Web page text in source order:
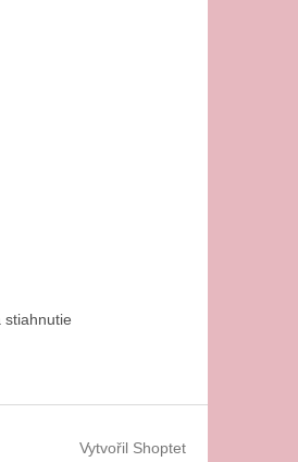
stiahnutie
Vytvořil Shoptet